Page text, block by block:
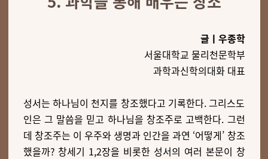
글ㅣ우종학
서울대학교 물리천문학부
과학과신학의대화 대표
성서는 하나님이 천지를 창조했다고 기록한다. 그리스도
인은 그 말씀을 믿고 하나님을 창조주로 고백한다. 그런
데 창조주는 이 우주와 생명과 인간을 과연 ‘어떻게’ 창조
했을까? 창세기 1,2장을 비롯한 성서의 여러 본문이 창